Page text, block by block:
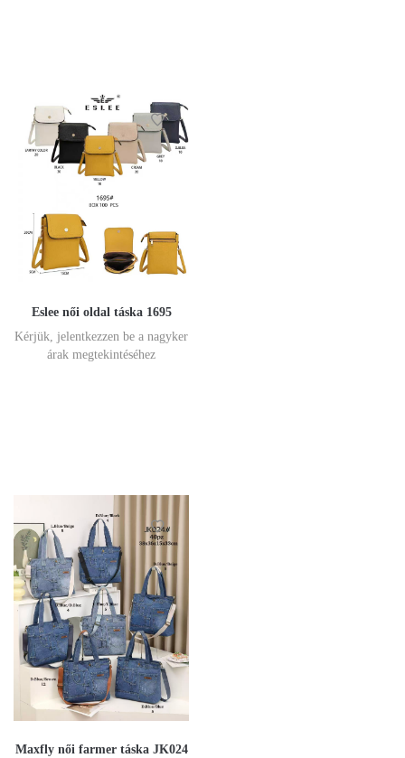
Eslee női oldal táska 1695
Kérjük, jelentkezzen be a nagyker
árak megtekintéséhez
Maxfly női farmer táska JK024